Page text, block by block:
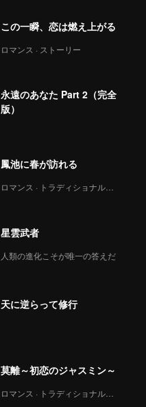
この一瞬、恋は燃え上がる
ロマンス · ストーリー
永遠のあなた Part 2（完全
版）
鳳池に春が訪れる
ロマンス · トラディショナル・コスチューム
星雲武者
人類の進化こそが唯一の答えだ
天に逆らって修行
莫離～初恋のジャスミン～
ロマンス · トラディショナル・コスチューム